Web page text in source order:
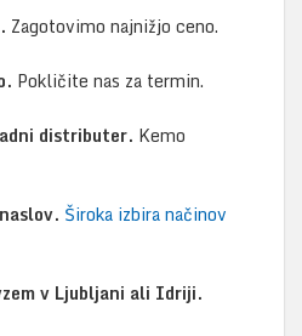
Zagotovimo najnižjo ceno.
Pokličite nas za termin.
distributer. Kemo
Široka izbira načinov
v Ljubljani ali Idriji.